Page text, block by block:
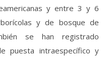
y entre 3 y 6
y de bosque de
se han registrado
puesta intraespecífico y